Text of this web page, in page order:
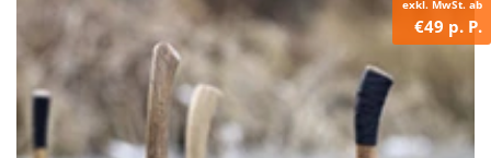
exkl. MwSt. ab
€49 p. P.